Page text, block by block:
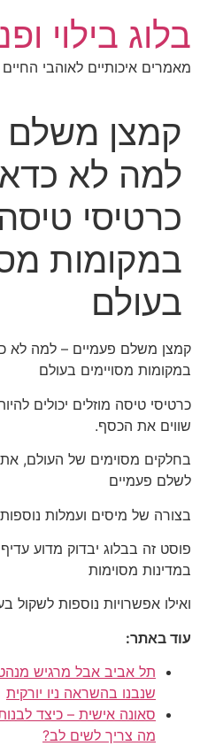
לתוכן
בלוג בילוי
מאמרים איכותיים לאוהבי
קמצן משלם
למה לא
כרטיסי
במקומות
בעולם
קמצן משלם פעמיים – למה לא
במקומות מסויימים בעולם
כרטיסי טיסה מוזלים יכולים
שווים את הכסף.
בחלקים מסוימים של העולם,
לשלם פעמיים
בצורה של מיסים ועמלות
פוסט זה בבלוג יבדוק מדוע
במדינות מסוימות
ואילו אפשרויות נוספות לשקול
עוד באתר:
תל אביב אבל מרגיש
שנבנו בהשראה ניו יורקית
סאונה אישית – כיצד
מה צריך לשים לב?